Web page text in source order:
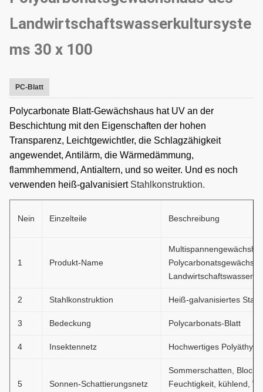
Landwirtschaftswasserkultursyste
ms 30 x 100
PC-Blatt
Polycarbonate Blatt-Gewächshaus hat UV an der
Beschichtung mit den Eigenschaften der hohen
Transparenz, Leichtgewichtler, die Schlagzähigkeit
angewendet, Antilärm, die Wärmedämmung,
flammhemmend, Antialtern, und so weiter. Und es noch
verwenden heiß-galvanisiert Stahlkonstruktion.
Nein Einzelteile Beschreibung
1 Produkt-Name
2 Stahlkonstruktion Heiß-galvanisiertes
3 Bedeckung Polycarbonats-Blatt
4 Insektennetz Hochwertiges
5 Sonnen-Schattierungsnetz
Sommerschatten,
Feuchtigkeit, kühlend,